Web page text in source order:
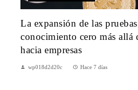
La expansión de las
conocimiento cero más allá
hacia empresas
wp018d2d20c Hace 7 días